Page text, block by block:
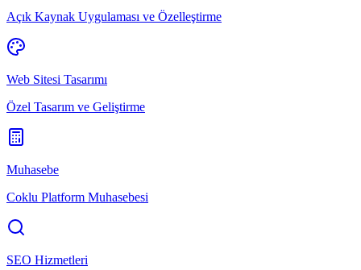
Açık Kaynak Uygulaması ve Özelleştirme
Web Sitesi Tasarımı
Özel Tasarım ve Geliştirme
Muhasebe
Coklu Platform Muhasebesi
SEO Hizmetleri